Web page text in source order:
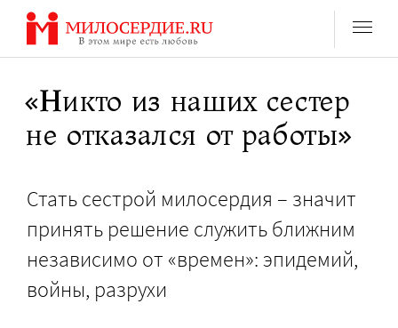
Перейти
содержанию
«Никто из наших сестер
не отказался от работы»
Стать сестрой милосердия – значит
принять решение служить ближним
независимо от «времен»: эпидемий,
войны, разрухи